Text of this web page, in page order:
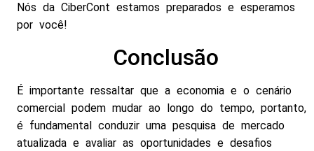
Nós da CiberCont estamos preparados e esperamos
por você!
Conclusão
É importante ressaltar que a economia e o cenário
comercial podem mudar ao longo do tempo, portanto,
é fundamental conduzir uma pesquisa de mercado
atualizada e avaliar as oportunidades e desafios